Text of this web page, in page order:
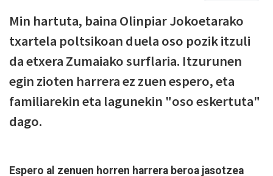
Min hartuta, baina Olinpiar Jokoetarako
txartela poltsikoan duela oso pozik itzuli
da etxera Zumaiako surflaria. Itzurunen
egin zioten harrera ez zuen espero, eta
familiarekin eta lagunekin "oso eskertuta"
dago.
Espero al zenuen horren harrera beroa jasotzea